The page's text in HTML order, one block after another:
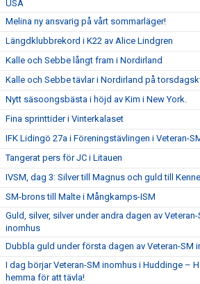
USA
Melina ny ansvarig på vårt sommarläger!
Längdklubbrekord i K22 av Alice Lindgren
Kalle och Sebbe långt fram i Nordirland
Kalle och Sebbe tävlar i Nordirland på
Nytt säsoongsbästa i höjd av Kim i New York.
Fina sprinttider i Vinterkalaset
IFK Lidingö 27a i Föreningstävlingen i Veteran-
Tangerat pers för JC i Litauen
IVSM, dag 3: Silver till Magnus och guld till
SM-brons till Malte i Mångkamps-ISM
Guld, silver, silver under andra dagen av Veteran-
inomhus
Dubbla guld under första dagen av Veteran-SM
I dag börjar Veteran-SM inomhus i Huddinge –
hemma för att tävla!